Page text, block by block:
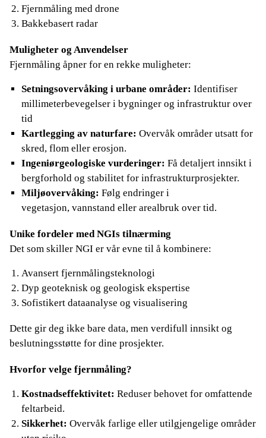
Fjernmåling med drone
Bakkebasert radar
Muligheter og Anvendelser
Fjernmåling åpner for en rekke muligheter:
Setningsovervåking i urbane områder: Identifiser
millimeterbevegelser i bygninger og infrastruktur over
tid
Kartlegging av naturfare: Overvåk områder utsatt for
skred, flom eller erosjon.
Ingeniørgeologiske vurderinger: Få detaljert innsikt i
bergforhold og stabilitet for infrastrukturprosjekter.
Miljøovervåking: Følg endringer i
vegetasjon, vannstand eller arealbruk over tid.
Unike fordeler med NGIs tilnærming
Det som skiller NGI er vår evne til å kombinere:
Avansert fjernmålingsteknologi
Dyp geoteknisk og geologisk ekspertise
Sofistikert dataanalyse og visualisering
Dette gir deg ikke bare data, men verdifull innsikt og
beslutningsstøtte for dine prosjekter.
Hvorfor velge fjernmåling?
Kostnadseffektivitet: Reduser behovet for omfattende
feltarbeid.
Sikkerhet: Overvåk farlige eller utilgjengelige områder